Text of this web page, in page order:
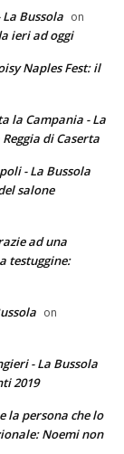
Bussola on
ieri ad oggi
Naples Fest: il
la Campania - La
di Caserta
- La Bussola
salone
ad una
testuggine:
on
- La Bussola
2019
la persona che lo
Noemi non